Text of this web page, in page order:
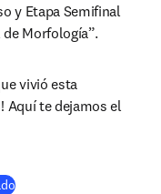
y Etapa Semifinal
Morfología”.
vivió esta
Aquí te dejamos el
(